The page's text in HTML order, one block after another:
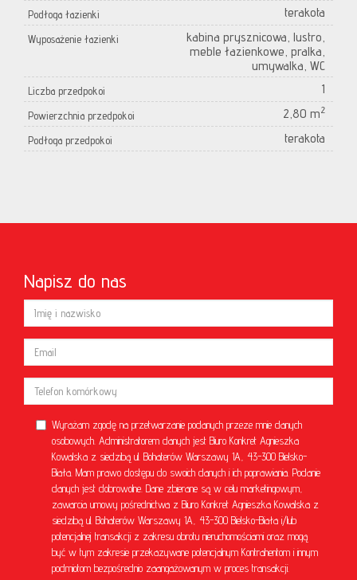
Podłoga łazienki terakota
Wyposażenie łazienki
kabina prysznicowa, lustro,
meble łazienkowe, pralka,
umywalka, WC
Liczba przedpokoi 1
Powierzchnia przedpokoi 2,80 m2
Podłoga przedpokoi terakota
Napisz do nas
Wyrażam zgodę na przetwarzanie podanych przeze mnie danych
osobowych. Administratorem danych jest Biuro Konkret Agnieszka
Kowalska z siedzibą ul. Bohaterów Warszawy 1A, 43-300 Bielsko-
Biała. Mam prawo dostępu do swoich danych i ich poprawiania. Podanie
danych jest dobrowolne. Dane zbierane są w celu marketingowym,
zawarcia umowy pośrednictwa z Biuro Konkret Agnieszka Kowalska z
siedzibą ul. Bohaterów Warszawy 1A, 43-300 Bielsko-Biała i/lub
potencjalnej transakcji z zakresu obrotu nieruchomościami oraz mogą
być w tym zakresie przekazywane potencjalnym Kontrahentom i innym
podmiotom bezpośrednio zaangażowanym w proces transakcji.